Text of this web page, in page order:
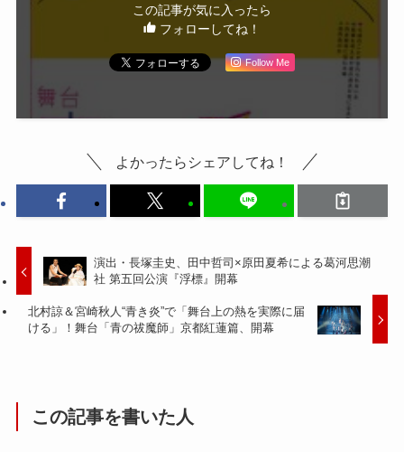
この記事が気に入ったら
フォローしてね！
Follow Me
よかったらシェアしてね！
演出・長塚圭史、田中哲司×原田夏希による葛河思潮
社 第五回公演『浮標』開幕
北村諒＆宮崎秋人“青き炎”で「舞台上の熱を実際に届
ける」！舞台「青の祓魔師」京都紅蓮篇、開幕
この記事を書いた人